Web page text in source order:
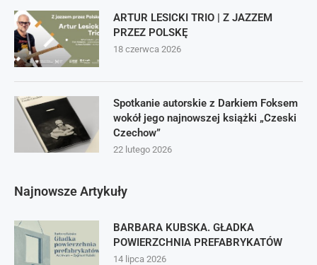
ARTUR LESICKI TRIO | Z JAZZEM
PRZEZ POLSKĘ
18 czerwca 2026
Spotkanie autorskie z Darkiem Foksem
wokół jego najnowszej książki „Czeski
Czechow”
22 lutego 2026
Najnowsze Artykuły
BARBARA KUBSKA. GŁADKA
POWIERZCHNIA PREFABRYKATÓW
14 lipca 2026